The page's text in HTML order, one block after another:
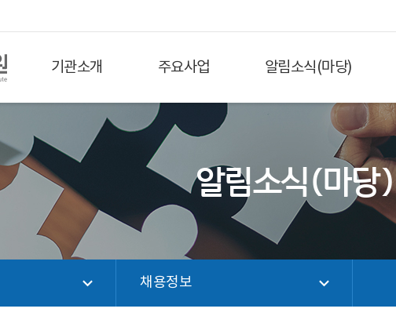
기관소개 주요사업 알림소식(마당)
알림소식(마당)
채용정보